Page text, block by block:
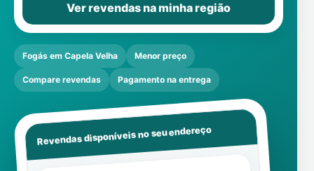
Ver revendas na minha região
Fogás em Capela Velha Menor preço
Compare revendas Pagamento na entrega
Revendas disponíveis no seu endereço